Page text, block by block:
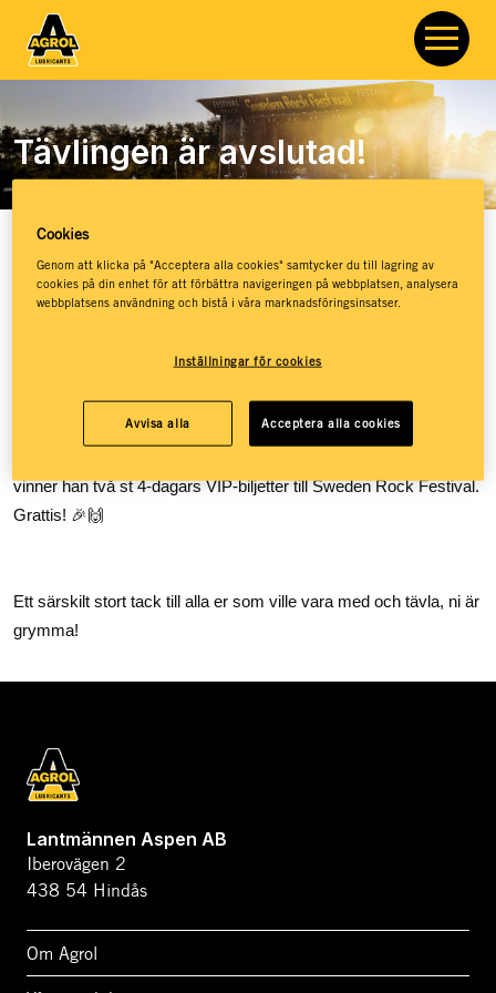
Tävlingen är avslutad!
Agrol Lubricants
Vi har en vinnare!
Vinnaren av Sweden Rock-tävling är nu utsedd och det
Roger Nilsson som kammade hem vinsten! Genom att
köpa en Agrolprodukt hos
Lantmännen Maskin i Tomelilla
vinner han två st 4-dagars VIP-biljetter till Sweden Rock Festival.
Grattis! 🎉🙌
Ett särskilt stort tack till alla er som ville vara med och tävla, ni är
grymma!
Lantmännen Aspen AB
Iberovägen 2
438 54 Hindås
Om Agrol
Cookies
Genom att klicka på "Acceptera alla cookies" samtycker du till lagring av
cookies på din enhet för att förbättra navigeringen på webbplatsen, analysera
webbplatsens användning och bistå i våra marknadsföringsinsatser.
Inställningar för cookies
Avvisa alla Acceptera alla cookies